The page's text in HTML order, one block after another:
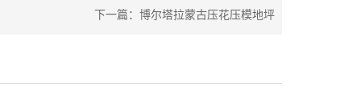
下一篇：博尔塔拉蒙古压花压模地坪